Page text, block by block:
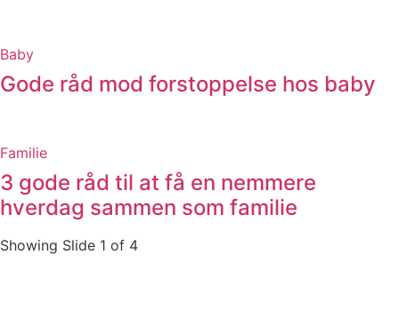
Baby
Gode råd mod forstoppelse hos baby
Familie
3 gode råd til at få en nemmere
hverdag sammen som familie
Showing Slide 1 of 4